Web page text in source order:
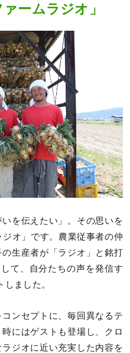
ームラジオ」
を伝えたい」。その思いを
オ」です。農業従事者の仲
生産者が「ラジオ」と銘打
て、自分たちの声を発信す
ました。
ンセプトに、毎回異なるテ
にはゲストも登場し、クロ
ジオに近い充実した内容を